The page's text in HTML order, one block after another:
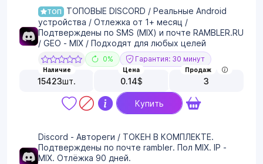
ТОП
ТОПОВЫЕ DISCORD / Реальные Android
устройства / Отлежка от 1+ месяц /
Подтверждены по SMS (MIX) и почте RAMBLER.RU
/ GEO - MIX / Подходят для любых целей
0% Гарантия: 30 минут
Наличие
15423шт.
Цена
0.14$
Продаж
3
Купить
Discord - Автореги / ТОКЕН В КОМПЛЕКТЕ.
Подтверждены по почте rambler. Пол MIX. IP -
MIX. Отлёжка 90 дней.